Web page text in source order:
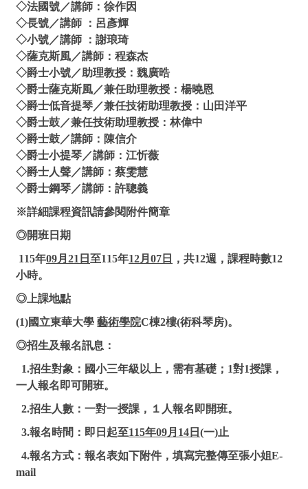
◇法國號／講師：徐作因
◇長號／講師 ：呂彥輝
◇小號／講師 ：謝琅琦
◇薩克斯風／講師：程森杰
◇爵士小號／助理教授：魏廣晧
◇爵士薩克斯風／兼任助理教授：楊曉恩
◇爵士低音提琴／兼任技術助理教授：山田洋平
◇爵士鼓／兼任技術助理教授：林偉中
◇爵士鼓／講師：陳信介
◇爵士小提琴／講師：江忻薇
◇爵士人聲／講師：蔡雯慧
◇爵士鋼琴／講師：許聰義
※詳細課程資訊請參閱附件簡章
◎開班日期
115年09月21日 至115年12月07日
，共12週，課程時數12
小時。
◎上課地點
(1)國立東華大學 藝術學院C棟2樓(術科琴房)。
◎招生及報名訊息：
1.招生對象：國小三年級以上，需有基礎；1對1授課，
一人報名即可開班。
2.招生人數：一對一授課，１人報名即開班。
3.報名時間：即日起至115年09月14日 (一)止
4.報名方式：報名表如下附件，填寫完整傳至張小姐E-
mail